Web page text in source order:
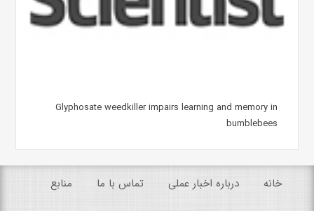
Glyphosate weedkiller impairs learning and memory in
bumblebees
خانه درباره اخبار عملی تماس با ما منابع